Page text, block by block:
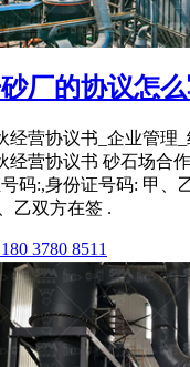
厂的协议怎
经营协议书_企业管理_
经营协议书 砂石场合
码:,身份证号码: 甲、
乙双方在签 .
3780 8511